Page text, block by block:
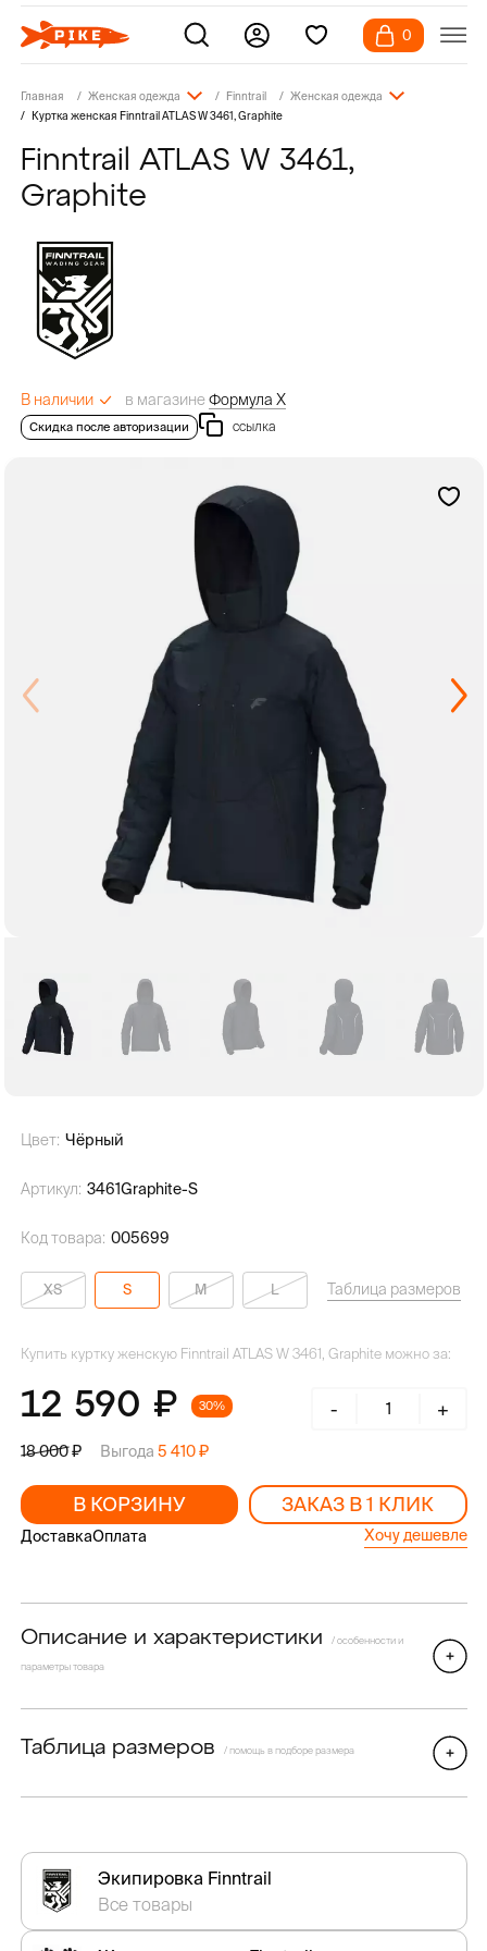
0
Главная Женская одежда Finntrail
Женская одежда
Куртка женская Finntrail ATLAS W 3461, Graphite
Finntrail ATLAS W 3461,
Graphite
В наличии в магазинеФормула Х
ссылка
Скидка после авторизации
Цвет: Чёрный
Артикул: 3461Graphite-S
Код товара: 005699
XS S M L Таблица размеров
Купить куртку женскую Finntrail ATLAS W 3461, Graphite можно за:
12 590 30%
18 000 Выгода 5 410
- +
В КОРЗИНУ ЗАКАЗ В 1 КЛИК
ДоставкаОплата Хочу дешевле
Описание и характеристики / особенности и
параметры товара
Таблица размеров / помощь в подборе размера
Экипировка Finntrail
Все товары